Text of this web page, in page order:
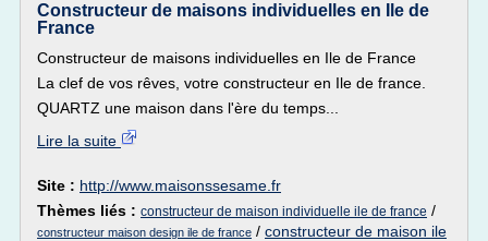
Constructeur de maisons individuelles en Ile de
France
Constructeur de maisons individuelles en Ile de France
La clef de vos rêves, votre constructeur en Ile de france.
QUARTZ une maison dans l'ère du temps...
Lire la suite
Site : http://www.maisonssesame.fr
Thèmes liés : constructeur de maison individuelle ile de france /
constructeur maison design ile de france / constructeur de maison ile